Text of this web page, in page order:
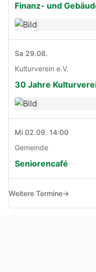
Finanz- und
Sa 29.08.
Kulturverein e.V.
30 Jahre
Mi 02.09. 14:00
Gemeinde
Seniorencafé
Weitere Termine→